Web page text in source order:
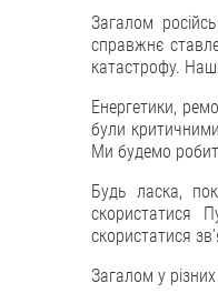
Загалом
справжнє
катастрофу.
Енергетики,
були
Ми будемо
Будь ласка,
скористатися
скористатися
Загалом у різних